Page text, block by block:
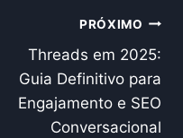
PRÓXIMO
Threads em 2025:
Guia Definitivo para
Engajamento e SEO
Conversacional